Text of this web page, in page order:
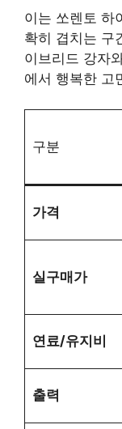
이는 쏘렌토 하
확히 겹치는 구
이브리드 강자
에서 행복한 고
구분
가격
실구매가
연료/유지비
출력